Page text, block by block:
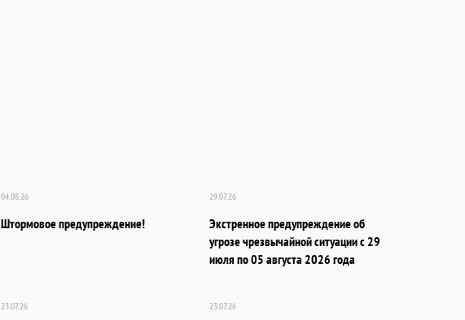
04.08.26
Штормовое предупреждение!
29.07.26
Экстренное предупреждение об
угрозе чрезвычайной ситуации с 29
июля по 05 августа 2026 года
23.07.26 23.07.26